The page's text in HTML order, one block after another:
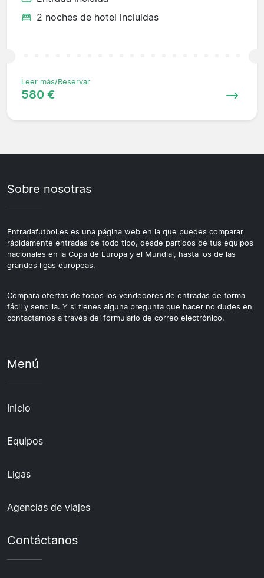
2 noches de hotel incluidas
Leer más/Reservar
580 €
Sobre nosotras
Entradafutbol.es es una página web en la que puedes comparar
rápidamente entradas de todo tipo, desde partidos de tus equipos
nacionales en la Copa de Europa y el Mundial, hasta los de las
grandes ligas europeas.
Compara ofertas de todos los vendedores de entradas de forma
fácil y sencilla. Y si tienes alguna pregunta que hacer no dudes en
contactarnos a través del formulario de correo electrónico.
Menú
Inicio
Equipos
Ligas
Agencias de viajes
Contáctanos